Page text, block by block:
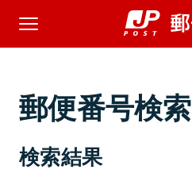
郵便番号検索
検索結果